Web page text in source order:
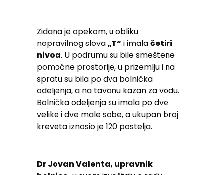
Zidana je opekom, u obliku
nepravilnog slova„T“ i imalačetiri
nivoa. U podrumu su bile smeštene
pomoćne prostorije, u prizemlju i na
spratu su bila po dva bolnička
odeljenja, a na tavanu kazan za vodu.
Bolnička odeljenja su imala po dve
velike i dve male sobe, a ukupan broj
kreveta iznosio je 120 postelja.
Dr Jovan Valenta, upravnik